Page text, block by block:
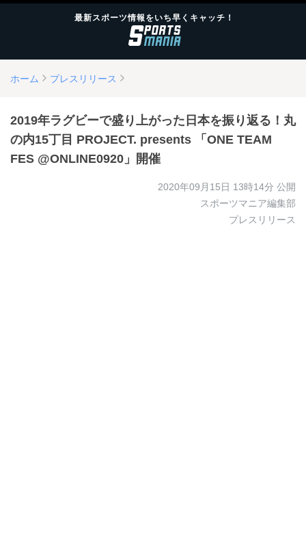
最新スポーツ情報をいち早くキャッチ！
ホーム プレスリリース
2019年ラグビーで盛り上がった日本を振り返る！丸
の内15丁目 PROJECT. presents 「ONE TEAM
FES @ONLINE0920」開催
2020年09月15日 13時14分 公開
スポーツマニア編集部
プレスリリース